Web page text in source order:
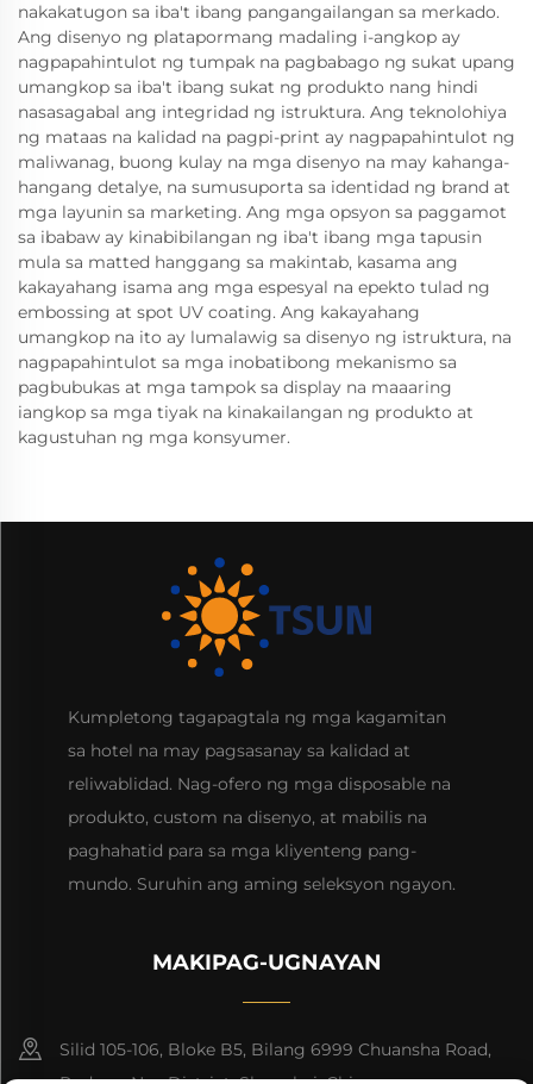
nakakatugon sa iba't ibang pangangailangan sa merkado.
Ang disenyo ng platapormang madaling i-angkop ay
nagpapahintulot ng tumpak na pagbabago ng sukat upang
umangkop sa iba't ibang sukat ng produkto nang hindi
nasasagabal ang integridad ng istruktura. Ang teknolohiya
ng mataas na kalidad na pagpi-print ay nagpapahintulot ng
maliwanag, buong kulay na mga disenyo na may kahanga-
hangang detalye, na sumusuporta sa identidad ng brand at
mga layunin sa marketing. Ang mga opsyon sa paggamot
sa ibabaw ay kinabibilangan ng iba't ibang mga tapusin
mula sa matted hanggang sa makintab, kasama ang
kakayahang isama ang mga espesyal na epekto tulad ng
embossing at spot UV coating. Ang kakayahang
umangkop na ito ay lumalawig sa disenyo ng istruktura, na
nagpapahintulot sa mga inobatibong mekanismo sa
pagbubukas at mga tampok sa display na maaaring
iangkop sa mga tiyak na kinakailangan ng produkto at
kagustuhan ng mga konsyumer.
Kumpletong tagapagtala ng mga kagamitan
sa hotel na may pagsasanay sa kalidad at
reliwablidad. Nag-ofero ng mga disposable na
produkto, custom na disenyo, at mabilis na
paghahatid para sa mga kliyenteng pang-
mundo. Suruhin ang aming seleksyon ngayon.
MAKIPAG-UGNAYAN
Silid 105-106, Bloke B5, Bilang 6999 Chuansha Road,